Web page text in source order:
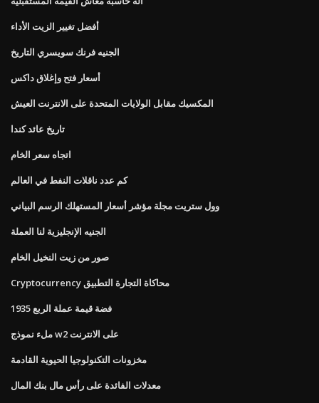
أفضل تغيير الزيت الأداء
الجنيه فرنك سويسري التاريخ
أسعار فتح وإغلاق داكس
المكسيك مقابل الولايات المتحدة على الانترنت العيش
تاريخ عائد كندا
اتجاه سعر الخام
كم عدد ناقلات النفط في العالم
وول ستريت مجلة مؤشر أسعار المستهلك الرسم البياني
الجنيه الإنجليزية لنا العملة
صور من زيت النخيل الخام
Cryptocurrency محاكاة التجارة التطبيق
1935 فضة قيمة عملة الربع
ملء نموذج w2 على الانترنت
مخزونات التكنولوجيا الحيوية القادمة
معدلات الفائدة على رأس مال بنك المال